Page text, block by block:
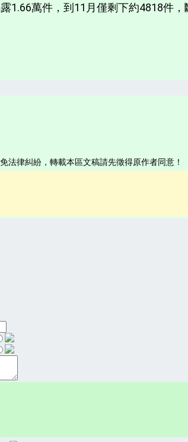
1.66萬件，到11月僅剩下約4818件，
法律糾紛，轉載本區文稿請先徵得原作者同意！